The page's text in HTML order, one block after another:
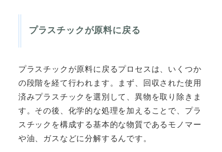
プラスチックが原料に戻る
プラスチックが原料に戻るプロセスは、いくつか
の段階を経て行われます。まず、回収された使用
済みプラスチックを選別して、異物を取り除きま
す。その後、化学的な処理を加えることで、プラ
スチックを構成する基本的な物質であるモノマー
や油、ガスなどに分解するんです。